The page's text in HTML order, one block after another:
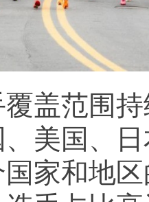
范围持
美国、
家和地